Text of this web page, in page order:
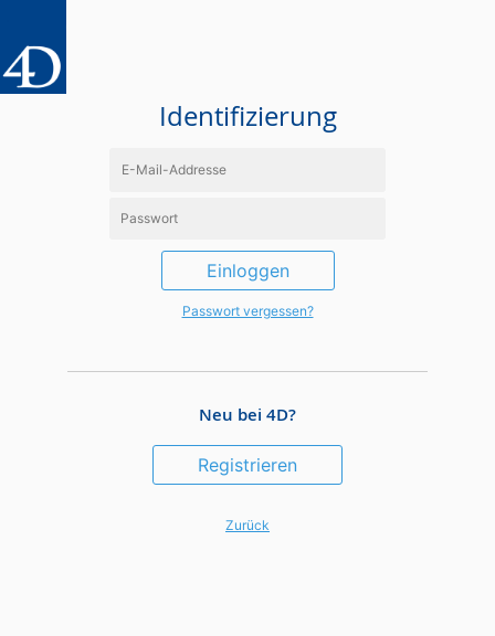
Identifizierung
Einloggen
Passwort vergessen?
Neu bei 4D?
Registrieren
Zurück